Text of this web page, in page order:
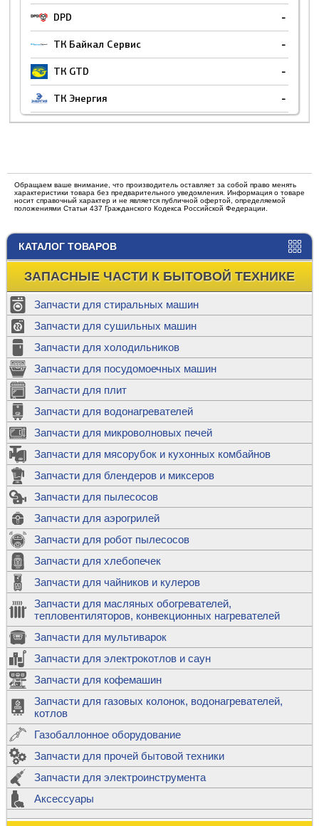
КАТАЛОГ ТОВАРОВ
ЗАПАСНЫЕ ЧАСТИ К БЫТОВОЙ ТЕХНИКЕ
Запчасти для стиральных машин
Запчасти для сушильных машин
Запчасти для холодильников
Запчасти для посудомоечных машин
Запчасти для плит
Запчасти для водонагревателей
Запчасти для микроволновых печей
Запчасти для мясорубок и кухонных комбайнов
Запчасти для блендеров и миксеров
Запчасти для пылесосов
Запчасти для аэрогрилей
Запчасти для робот пылесосов
Запчасти для хлебопечек
Запчасти для чайников и кулеров
Запчасти для масляных обогревателей,
тепловентиляторов, конвекционных нагревателей
Запчасти для мультиварок
Запчасти для электрокотлов и саун
Запчасти для кофемашин
Запчасти для газовых колонок, водонагревателей,
котлов
Газобаллонное оборудование
Запчасти для прочей бытовой техники
Запчасти для электроинструмента
Аксессуары
DPD -
ТК Байкал Сервис -
ТК GTD -
ТК Энергия -
Обращаем ваше внимание, что производитель оставляет за собой право менять
характеристики товара без предварительного уведомления. Информация о товаре
носит справочный характер и не является публичной офертой, определяемой
положениями Статьи 437 Гражданского Кодекса Российской Федерации.